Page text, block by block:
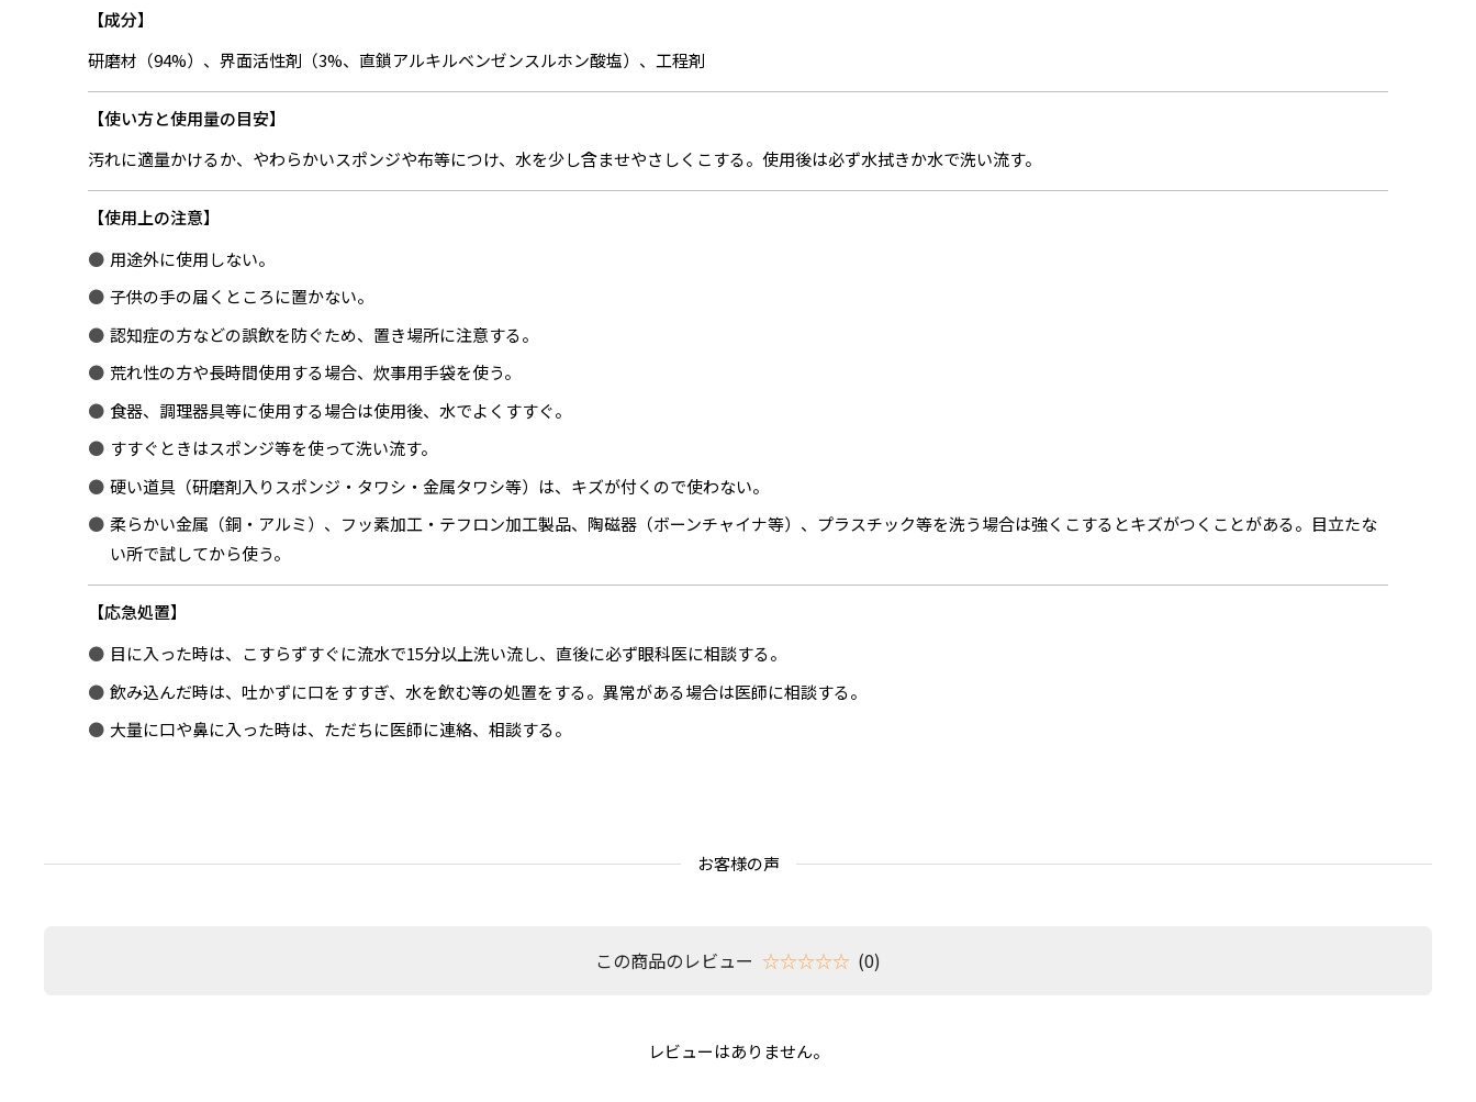
成分
研磨材（94%）、界面活性剤（3%、直鎖アルキルベンゼンスルホン酸塩）、工程剤
使い方と使用量の目安
汚れに適量かけるか、やわらかいスポンジや布等につけ、水を少し含ませやさしくこする。使用後は必ず水拭きか水で洗い流す。
使用上の注意
用途外に使用しない。
子供の手の届くところに置かない。
認知症の方などの誤飲を防ぐため、置き場所に注意する。
荒れ性の方や長時間使用する場合、炊事用手袋を使う。
食器、調理器具等に使用する場合は使用後、水でよくすすぐ。
すすぐときはスポンジ等を使って洗い流す。
硬い道具（研磨剤入りスポンジ・タワシ・金属タワシ等）は、キズが付くので使わない。
柔らかい金属（銅・アルミ）、フッ素加工・テフロン加工製品、陶磁器（ボーンチャイナ等）、プラスチック等を洗う場合は強くこするとキズがつくことがある。目立たな
い所で試してから使う。
応急処置
目に入った時は、こすらずすぐに流水で15分以上洗い流し、直後に必ず眼科医に相談する。
飲み込んだ時は、吐かずに口をすすぎ、水を飲む等の処置をする。異常がある場合は医師に相談する。
大量に口や鼻に入った時は、ただちに医師に連絡、相談する。
お客様の声
この商品のレビュー ☆☆☆☆☆ (0)
レビューはありません。